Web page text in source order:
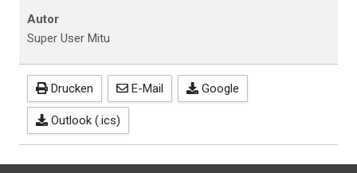
Autor
Super User Mitu
Drucken E-Mail Google
Outlook (.ics)